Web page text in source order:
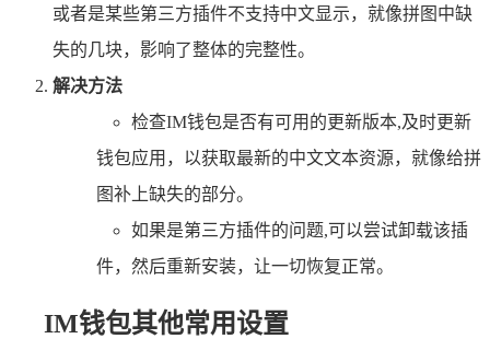
或者是某些第三方插件不支持中文显示，就像拼图中缺
失的几块，影响了整体的完整性。
解决方法
检查IM钱包是否有可用的更新版本,及时更新
钱包应用，以获取最新的中文文本资源，就像给拼
图补上缺失的部分。
如果是第三方插件的问题,可以尝试卸载该插
件，然后重新安装，让一切恢复正常。
IM钱包其他常用设置